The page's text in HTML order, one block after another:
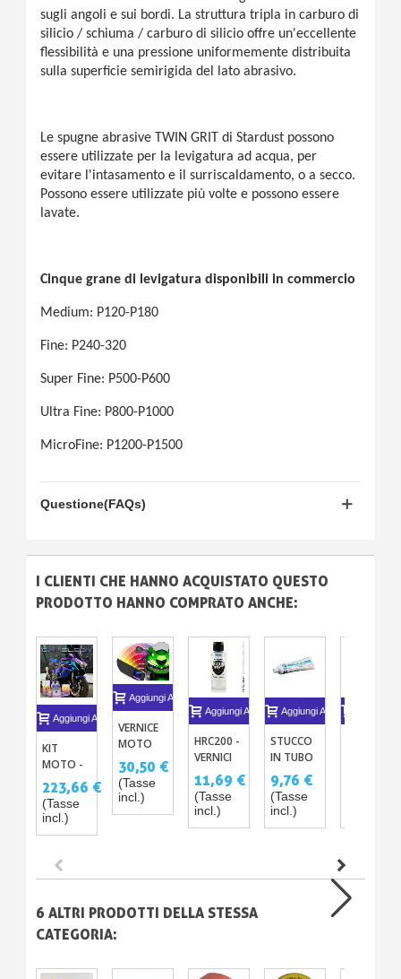
sugli angoli e sui bordi. La struttura tripla in carburo di
silicio / schiuma / carburo di silicio offre un'eccellente
flessibilità e una pressione uniformemente distribuita
sulla superficie semirigida del lato abrasivo.
Le spugne abrasive TWIN GRIT di Stardust possono
essere utilizzate per la levigatura ad acqua, per
evitare l'intasamento e il surriscaldamento, o a secco.
Possono essere utilizzate più volte e possono essere
lavate.
Cinque grane di levigatura disponibili in commercio
Medium: P120-P180
Fine: P240-320
Super Fine: P500-P600
Ultra Fine: P800-P1000
MicroFine: P1200-P1500
Questione(FAQs)
I CLIENTI CHE HANNO ACQUISTATO QUESTO
PRODOTTO HANNO COMPRATO ANCHE:
Aggiungi Al Carrello
KIT
MOTO -
VERNICE
CAMALEONTE
SCO
223,66 €
(Tasse
incl.)
Aggiungi Al Carrello
VERNICE
MOTO
QUALSIASI
TINTE
COSTRUTTORE
- BASE
30,50 €
(Tasse
incl.)
Aggiungi Al Carrello
HRC200 -
VERNICI
METALLIZZATE
E
PERLATE
11,69 €
(Tasse
incl.)
Aggiungi Al Carrello
STUCCO
IN TUBO
PPG
200ML
MONOCOMPONENTE
9,76 €
(Tasse
incl.)
6 ALTRI PRODOTTI DELLA STESSA
CATEGORIA: